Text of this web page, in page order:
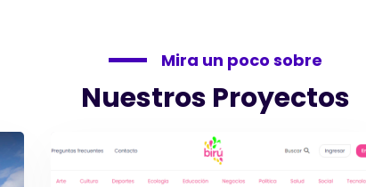
Mira un poco sobre
Nuestros Proyectos